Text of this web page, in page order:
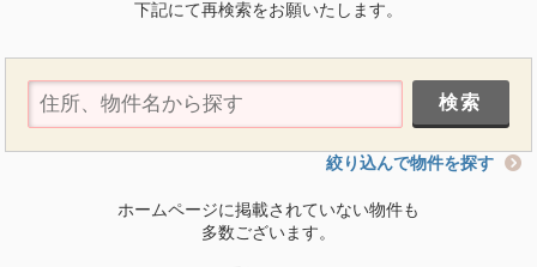
下記にて再検索をお願いたします。
絞り込んで物件を探す
ホームページに掲載されていない物件も
多数ございます。